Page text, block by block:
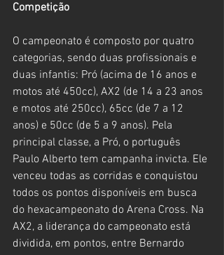
Competição
O campeonato é composto por quatro
categorias, sendo duas profissionais e
duas infantis: Pró (acima de 16 anos e
motos até 450cc), AX2 (de 14 a 23 anos
e motos até 250cc), 65cc (de 7 a 12
anos) e 50cc (de 5 a 9 anos). Pela
principal classe, a Pró, o português
Paulo Alberto tem campanha invicta. Ele
venceu todas as corridas e conquistou
todos os pontos disponíveis em busca
do hexacampeonato do Arena Cross. Na
AX2, a liderança do campeonato está
dividida, em pontos, entre Bernardo